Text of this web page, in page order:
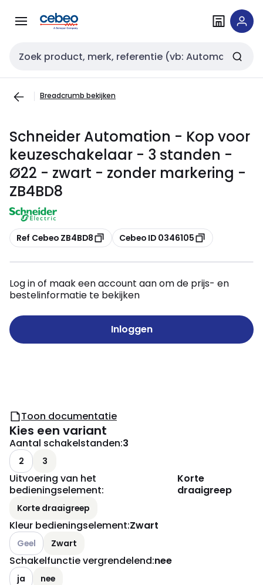
naar
naar
Zoekveld invoer
Breadcrumb bekijken
Schneider Automation - Kop voor
keuzeschakelaar - 3 standen -
Ø22 - zwart - zonder markering -
ZB4BD8
Kopiëren
Ref Cebeo ZB4BD8 Kopiëren
Cebeo ID 0346105
Log in of maak een account aan om de prijs- en
bestelinformatie te bekijken
Inloggen
Toon documentatie
Kies een variant
Aantal schakelstanden:3
2 3
Uitvoering van het
bedieningselement:
Korte
draaigreep
Korte draaigreep
Kleur bedieningselement:Zwart
Andere varianten (Huidige combinatie niet mogelijk)
Geel Zwart
Schakelfunctie vergrendelend:nee
ja nee